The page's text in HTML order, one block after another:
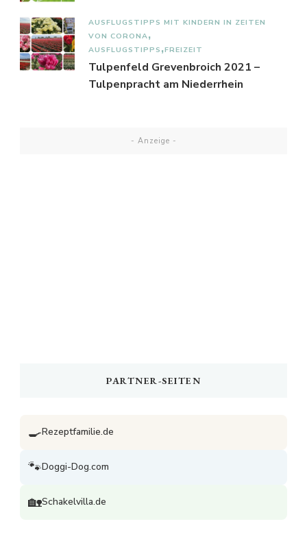
AUSFLUGSTIPPS MIT KINDERN IN ZEITEN
VON CORONA
AUSFLUGSTIPPS FREIZEIT
Tulpenfeld Grevenbroich 2021 –
Tulpenpracht am Niederrhein
- Anzeige -
PARTNER-SEITEN
🍳Rezeptfamilie.de
🐾Doggi-Dog.com
🏡Schakelvilla.de